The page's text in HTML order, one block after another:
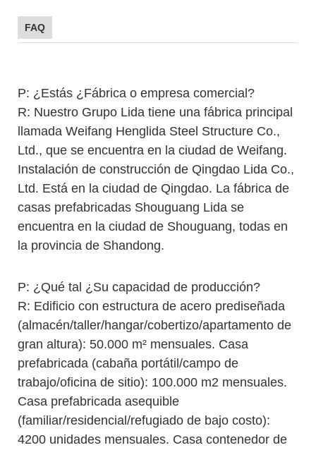
FAQ
P: ¿Estás ¿Fábrica o empresa comercial?
R: Nuestro Grupo Lida tiene una fábrica principal
llamada Weifang Henglida Steel Structure Co.,
Ltd., que se encuentra en la ciudad de Weifang.
Instalación de construcción de Qingdao Lida Co.,
Ltd. Está en la ciudad de Qingdao. La fábrica de
casas prefabricadas Shouguang Lida se
encuentra en la ciudad de Shouguang, todas en
la provincia de Shandong.
P: ¿Qué tal ¿Su capacidad de producción?
R: Edificio con estructura de acero prediseñada
(almacén/taller/hangar/cobertizo/apartamento de
gran altura): 50.000 m² mensuales. Casa
prefabricada (cabaña portátil/campo de
trabajo/oficina de sitio): 100.000 m2 mensuales.
Casa prefabricada asequible
(familiar/residencial/refugiado de bajo costo):
4200 unidades mensuales. Casa contenedor de